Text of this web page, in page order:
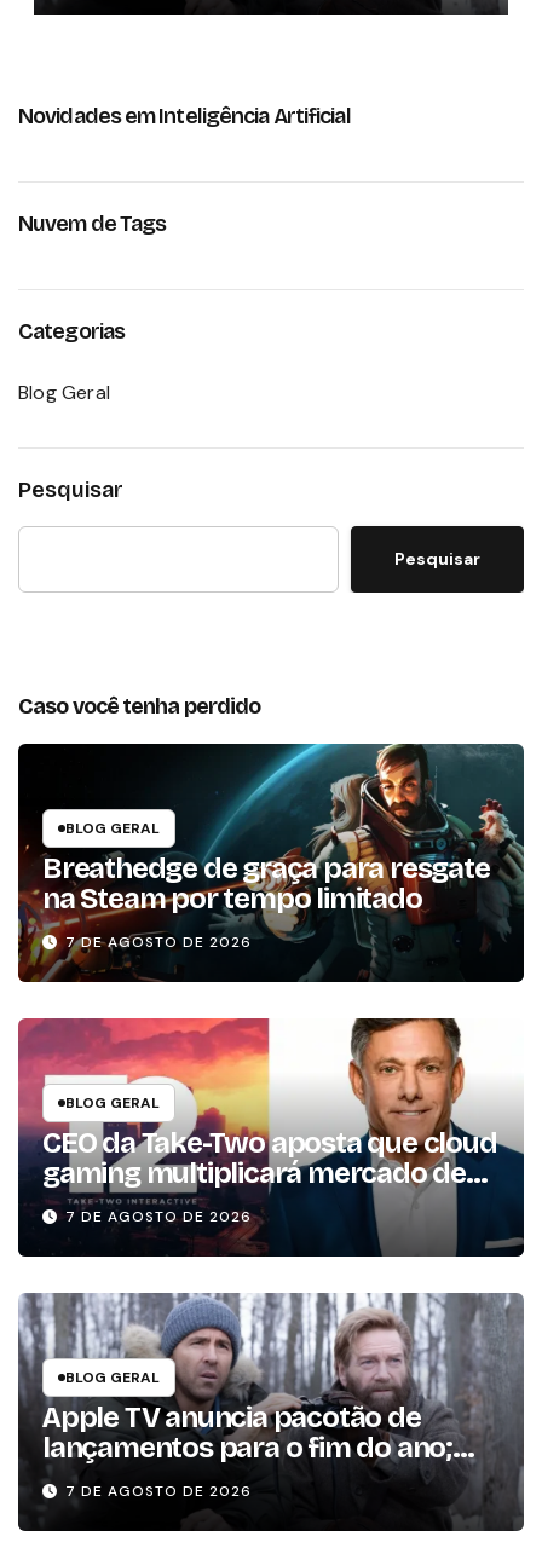
Novidades em Inteligência Artificial
Nuvem de Tags
Categorias
Blog Geral
Pesquisar
Pesquisar
Caso você tenha perdido
BLOG GERAL
Breathedge de graça para resgate
na Steam por tempo limitado
7 DE AGOSTO DE 2026
BLOG GERAL
CEO da Take-Two aposta que cloud
gaming multiplicará mercado de
jogos por 10 em três anos
7 DE AGOSTO DE 2026
BLOG GERAL
Apple TV anuncia pacotão de
lançamentos para o fim do ano;
conheça as produções
7 DE AGOSTO DE 2026